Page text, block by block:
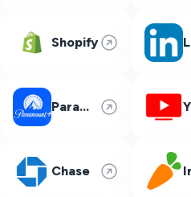
Shopify
Paramount Plus
Chase